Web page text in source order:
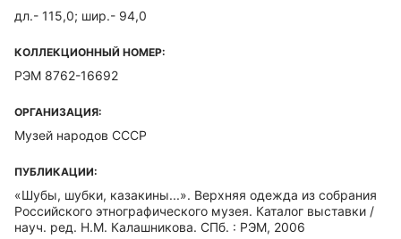
дл.- 115,0; шир.- 94,0
КОЛЛЕКЦИОННЫЙ НОМЕР:
РЭМ 8762-16692
ОРГАНИЗАЦИЯ:
Музей народов СССР
ПУБЛИКАЦИИ:
«Шубы, шубки, казакины...». Верхняя одежда из собрания
Российского этнографического музея. Каталог выставки /
науч. ред. Н.М. Калашникова. СПб. : РЭМ, 2006